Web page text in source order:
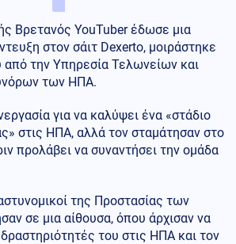
Βρετανός YouTuber έδωσε μια
στον σάιτ Dexerto, μοιράστηκε
από την Υπηρεσία Τελωνείων και
των ΗΠΑ.
για να καλύψει ένα «στάδιο
στις ΗΠΑ, αλλά τον σταμάτησαν στο
προλάβει να συναντήσει την ομάδα
της Προστασίας των
σε μια αίθουσα, όπου άρχισαν να
του στις ΗΠΑ και τον